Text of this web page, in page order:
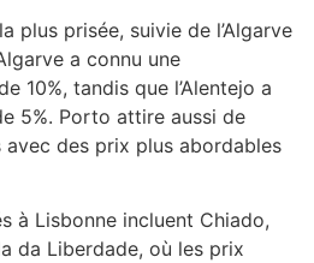
plus prisée, suivie de l’Algarve
a connu une
10%, tandis que l’Alentejo a
5%. Porto attire aussi de
avec des prix plus abordables
à Lisbonne incluent Chiado,
da Liberdade, où les prix